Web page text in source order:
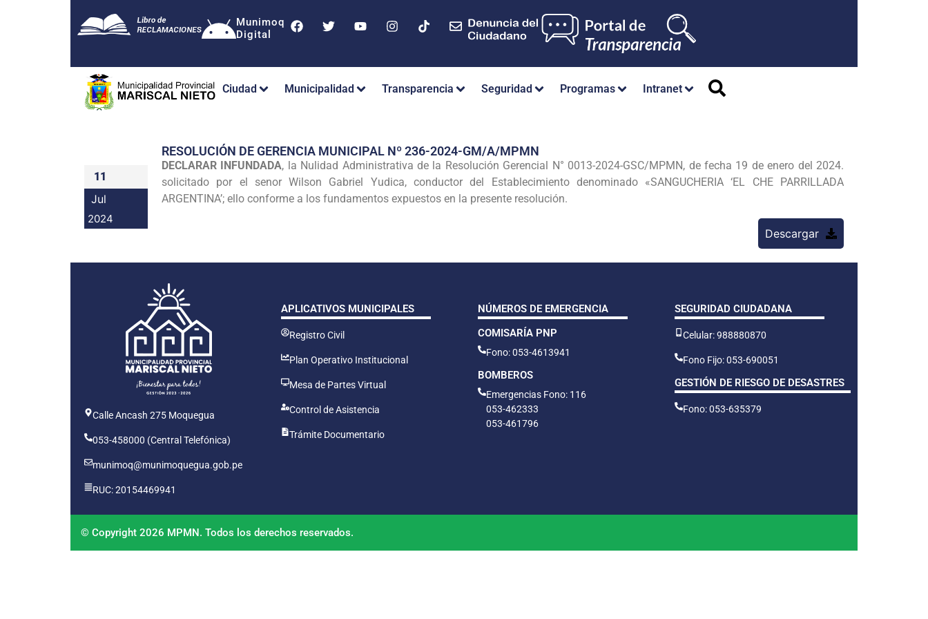
Munimoq
Digital
Ciudad Municipalidad Transparencia Seguridad Programas Intranet
11
Jul
2024
RESOLUCIÓN DE GERENCIA MUNICIPAL Nº 236-2024-GM/A/MPMN
DECLARAR INFUNDADA, la Nulidad Administrativa de la Resolución Gerencial N° 0013-2024-GSC/MPMN, de fecha 19 de enero del 2024.
solicitado por el senor Wilson Gabriel Yudica, conductor del Establecimiento denominado «SANGUCHERIA ‘EL CHE PARRILLADA
ARGENTINA’; ello conforme a los fundamentos expuestos en la presente resolución.
Descargar
Calle Ancash 275 Moquegua
053-458000 (Central Telefónica)
munimoq@munimoquegua.gob.pe
RUC: 20154469941
APLICATIVOS MUNICIPALES
Registro Civil
Plan Operativo Institucional
Mesa de Partes Virtual
Control de Asistencia
Trámite Documentario
NÚMEROS DE EMERGENCIA
COMISARÍA PNP
Fono: 053-4613941
BOMBEROS
Emergencias Fono: 116
053-462333
053-461796
SEGURIDAD CIUDADANA
Celular: 988880870
Fono Fijo: 053-690051
GESTIÓN DE RIESGO DE DESASTRES
Fono: 053-635379
© Copyright 2026 MPMN. Todos los derechos reservados.